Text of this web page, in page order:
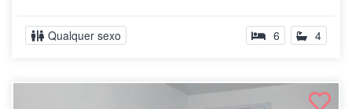
Qualquer sexo 6 4